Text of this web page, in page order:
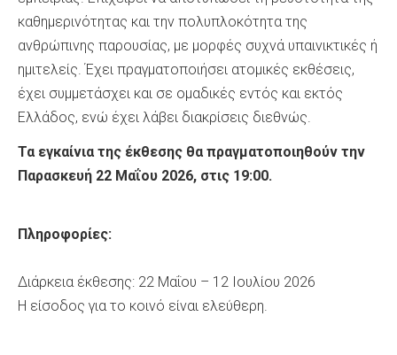
καθημερινότητας και την πολυπλοκότητα της
ανθρώπινης παρουσίας, με μορφές συχνά υπαινικτικές ή
ημιτελείς. Έχει πραγματοποιήσει ατομικές εκθέσεις,
έχει συμμετάσχει και σε ομαδικές εντός και εκτός
Ελλάδος, ενώ έχει λάβει διακρίσεις διεθνώς.
Τα εγκαίνια της έκθεσης θα πραγματοποιηθούν την
Παρασκευή 22 Μαΐου 2026, στις 19:00.
Πληροφορίες:
Διάρκεια έκθεσης: 22 Μαΐου – 12 Ιουλίου 2026
Η είσοδος για το κοινό είναι ελεύθερη.